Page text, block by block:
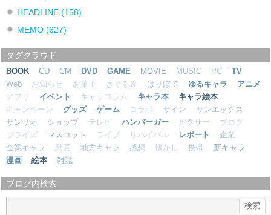
HEADLINE (158)
MEMO (627)
タグクラウド
BOOK CD CM DVD GAME MOVIE MUSIC PC
TV
Web
お知らせ お菓子 きぐるみ はりぼて ゆるキャラ
アニメ
アプリ
イベント キャラコラム キャラ本
キャラ絵本
キャンペーン
グッズ ゲーム コラボ サイン
サンエックス
サンリオ
ショップ テレビ ハンバーガー ピクサー
ブログ
プライズ
マスコット ライブ リバイバル レポート
企業
企業キャラ
動画 地方キャラ 感想 懐かし 携帯
新キャラ
漫画
絵本 雑誌
ブログ内検索